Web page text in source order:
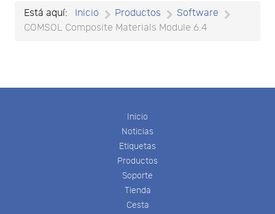
Está aquí: Inicio Productos
Software
COMSOL Composite Materials Module 6.4
Inicio
Noticias
Etiquetas
Productos
Soporte
Tienda
Cesta